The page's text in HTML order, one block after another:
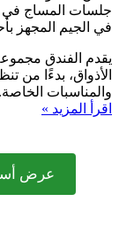
جلسات المساج في
في الجيم المجهز
يقدم الفندق
الأذواق، بدءًا من
والمناسبات
اقرأ المزيد »
عرض